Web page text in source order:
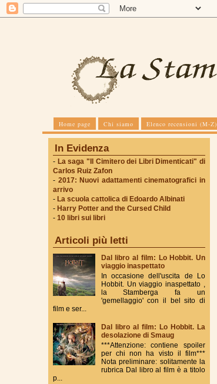
Home page Chi siamo Elenco recensioni (M-Z)
In Evidenza
- La saga "Il Cimitero dei Libri Dimenticati" di
Carlos Ruiz Zafon
- 2017: Nuovi adattamenti cinematografici in
arrivo
- La scuola cattolica di Edoardo Albinati
- Harry Potter and the Cursed Child
- 10 libri sui libri
Articoli più letti
Dal libro al film: Lo Hobbit. Un
viaggio inaspettato
In occasione dell'uscita de Lo
Hobbit. Un viaggio inaspettato ,
la Stamberga fa un
'gemellaggio' con il bel sito di
film e ser...
Dal libro al film: Lo Hobbit. La
desolazione di Smaug
***Attenzione: contiene spoiler
per chi non ha visto il film***
Nota preliminare: solitamente la
rubrica Dal libro al film è a titolo
p...